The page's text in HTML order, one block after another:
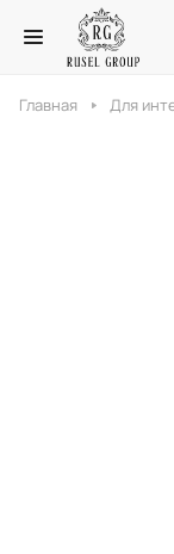
Главная Для